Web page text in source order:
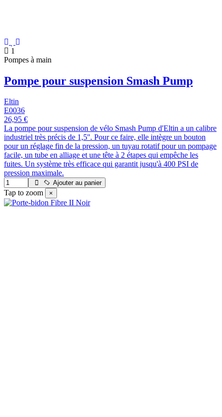
1
Pompes à main
Pompe pour suspension Smash Pump
Eltin
E0036
26,95 €
La pompe pour suspension de vélo Smash Pump d'Eltin a un calibre
industriel très précis de 1,5''. Pour ce faire, elle intègre un bouton
pour un réglage fin de la pression, un tuyau rotatif pour un pompage
facile, un tube en alliage et une tête à 2 étapes qui empêche les
fuites. Un système très efficace qui garantit jusqu'à 400 PSI de
pression maximale.
Ajouter au panier
Tap to zoom ×